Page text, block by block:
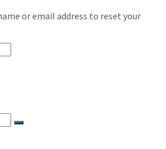
or email address to reset your